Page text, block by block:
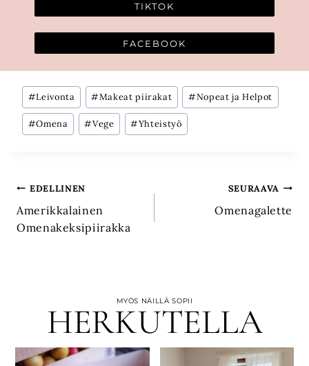
TIKTOK
FACEBOOK
Avainsanat:
#Leivonta #Makeat piirakat #Nopeat ja Helpot
#Omena #Vege #Yhteistyö
Artikkelien
selaus
EDELLINEN
Amerikkalainen
Omenakeksipiirakka
SEURAAVA
Omenagalette
MYÖS NÄILLÄ SOPII
HERKUTELLA